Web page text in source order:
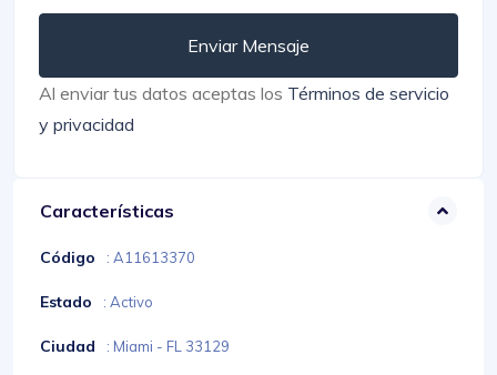
Enviar Mensaje
Al enviar tus datos aceptas los Términos de servicio
y privacidad
Características
Código : A11613370
Estado : Activo
Ciudad : Miami - FL 33129